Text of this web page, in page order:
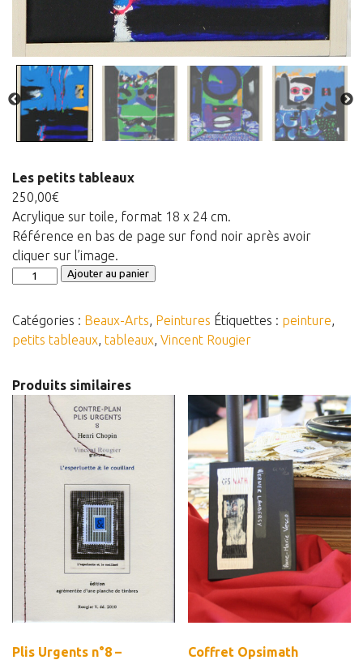
CV
Mon Compte
Déconnexion
Panier
Panier
Contact
Les petits tableaux
250,00€
Acrylique sur toile, format 18 x 24 cm.
Référence en bas de page sur fond noir après avoir
cliquer sur l’image.
quantité
Les
petits
tableaux
Ajouter au panier
Catégories : Beaux-Arts, Peintures Étiquettes : peinture,
petits tableaux, tableaux, Vincent Rougier
Produits similaires
Plis Urgents n°8 –
Coffret Opsimath